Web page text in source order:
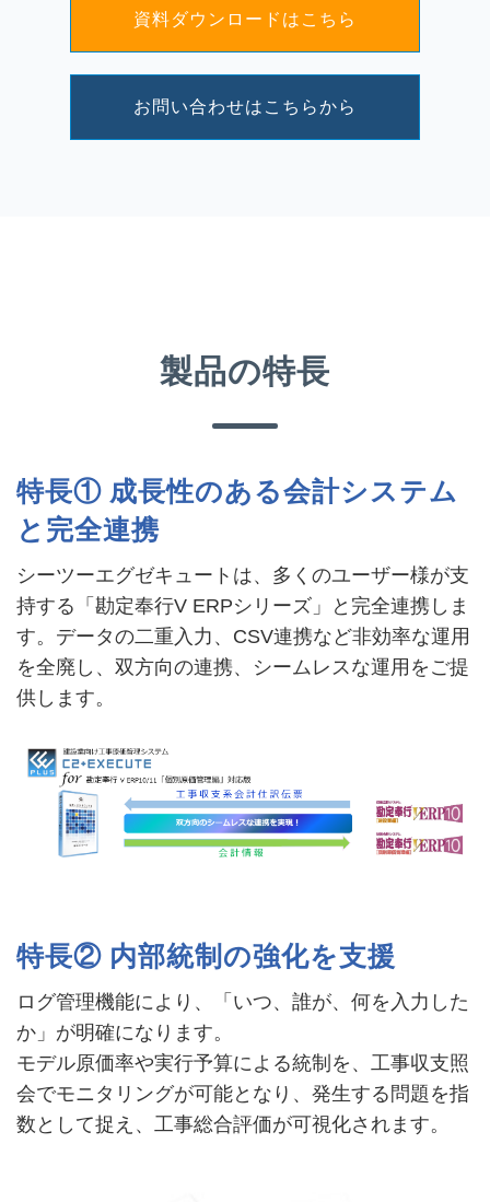
資料ダウンロードはこちら
お問い合わせはこちらから
製品の特長
特長① 成長性のある会計システム
と完全連携
シーツーエグゼキュートは、多くのユーザー様が支
持する「勘定奉行V ERPシリーズ」と完全連携しま
す。データの二重入力、CSV連携など非効率な運用
を全廃し、双方向の連携、シームレスな運用をご提
供します。
特長② 内部統制の強化を支援
ログ管理機能により、「いつ、誰が、何を入力した
か」が明確になります。
モデル原価率や実行予算による統制を、工事収支照
会でモニタリングが可能となり、発生する問題を指
数として捉え、工事総合評価が可視化されます。